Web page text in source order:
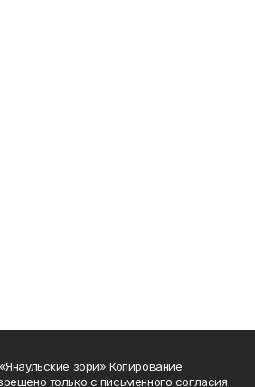
зори» Копирование
только с письменного согласия